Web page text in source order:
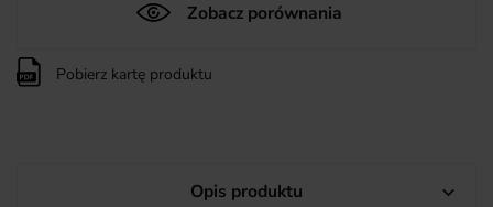
Zobacz porównania
Pobierz kartę produktu
Opis produktu 